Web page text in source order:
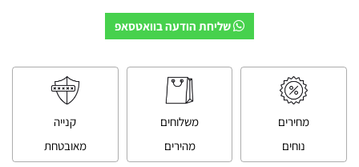
שליחת הודעה בוואטסאפ
מחירים
נוחים
משלוחים
מהירים
קנייה
מאובטחת